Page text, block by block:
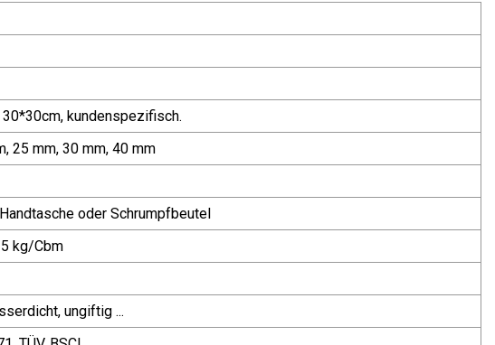
kundenspezifisch.
25 mm, 30 mm, 40 mm
oder Schrumpfbeutel
kg/Cbm
ungiftig ...